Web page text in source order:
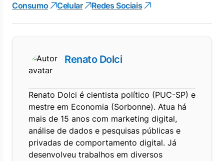
Consumo Celular Redes Sociais
Renato Dolci
Renato Dolci é cientista político (PUC-SP) e
mestre em Economia (Sorbonne). Atua há
mais de 15 anos com marketing digital,
análise de dados e pesquisas públicas e
privadas de comportamento digital. Já
desenvolveu trabalhos em diversos